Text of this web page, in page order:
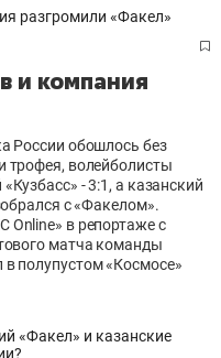
и компания
России обошлось без
трофея, волейболисты
- 3:1, а казанский
с «Факелом».
Online» в репортаже с
матча команды
полупустом «Космосе»